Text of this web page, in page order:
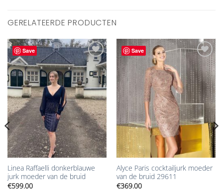
GERELATEERDE PRODUCTEN
Save
Aan
verlanglijst
toevoegen
Linea Raffaelli donkerblauwe
jurk moeder van de bruid
€599.00
Save
Aan
verlanglijst
toevoegen
Alyce Paris cocktailjurk moeder
van de bruid 29611
€369.00